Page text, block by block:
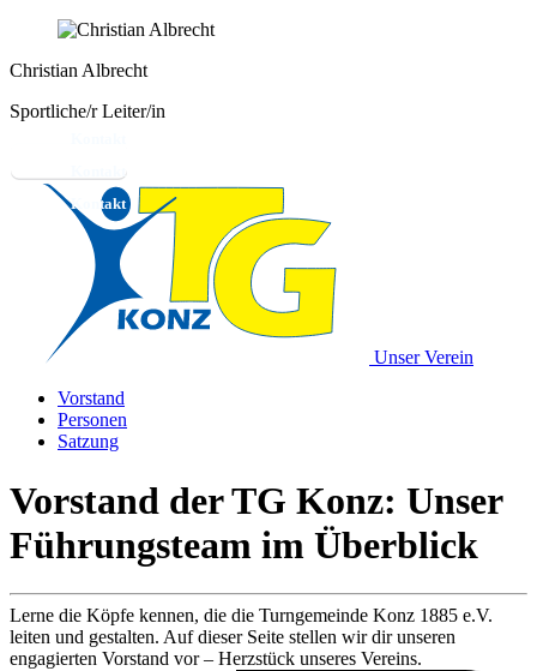
Christian Albrecht
Sportliche/r Leiter/in
Unser Verein
Vorstand
Personen
Satzung
Vorstand der TG Konz: Unser
Führungsteam im Überblick
Lerne die Köpfe kennen, die die Turngemeinde Konz 1885 e.V.
leiten und gestalten. Auf dieser Seite stellen wir dir unseren
engagierten Vorstand vor – Herzstück unseres Vereins.